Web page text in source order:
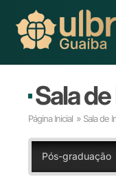
Sala
Página Inicial » Sala de
Pós-graduação